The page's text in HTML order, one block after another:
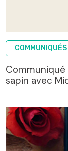
Communiqué
sapin avec